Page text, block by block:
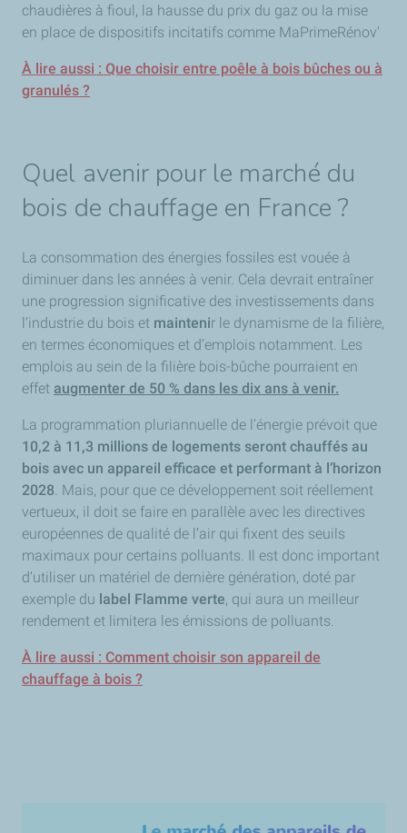
chaudières à fioul, la hausse du prix du gaz ou la mise
en place de dispositifs incitatifs comme MaPrimeRénov'
À lire aussi : Que choisir entre poêle à bois bûches ou à
granulés ?
Quel avenir pour le marché du
bois de chauffage en France ?
La consommation des énergies fossiles est vouée à
diminuer dans les années à venir. Cela devrait entraîner
une progression significative des investissements dans
l’industrie du bois et maintenir le dynamisme de la filière,
en termes économiques et d’emplois notamment. Les
emplois au sein de la filière bois-bûche pourraient en
effet augmenter de 50 % dans les dix ans à venir.
La programmation pluriannuelle de l’énergie prévoit que
10,2 à 11,3 millions de logements seront chauffés au
bois avec un appareil efficace et performant à l’horizon
2028 . Mais, pour que ce développement soit réellement
vertueux, il doit se faire en parallèle avec les directives
européennes de qualité de l’air qui fixent des seuils
maximaux pour certains polluants. Il est donc important
d’utiliser un matériel de dernière génération, doté par
exemple du label Flamme verte, qui aura un meilleur
rendement et limitera les émissions de polluants.
À lire aussi : Comment choisir son appareil de
chauffage à bois ?